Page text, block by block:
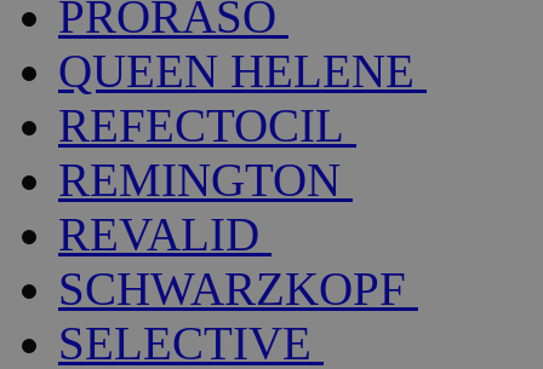
PRORASO
QUEEN HELENE
REFECTOCIL
REMINGTON
REVALID
SCHWARZKOPF
SELECTIVE